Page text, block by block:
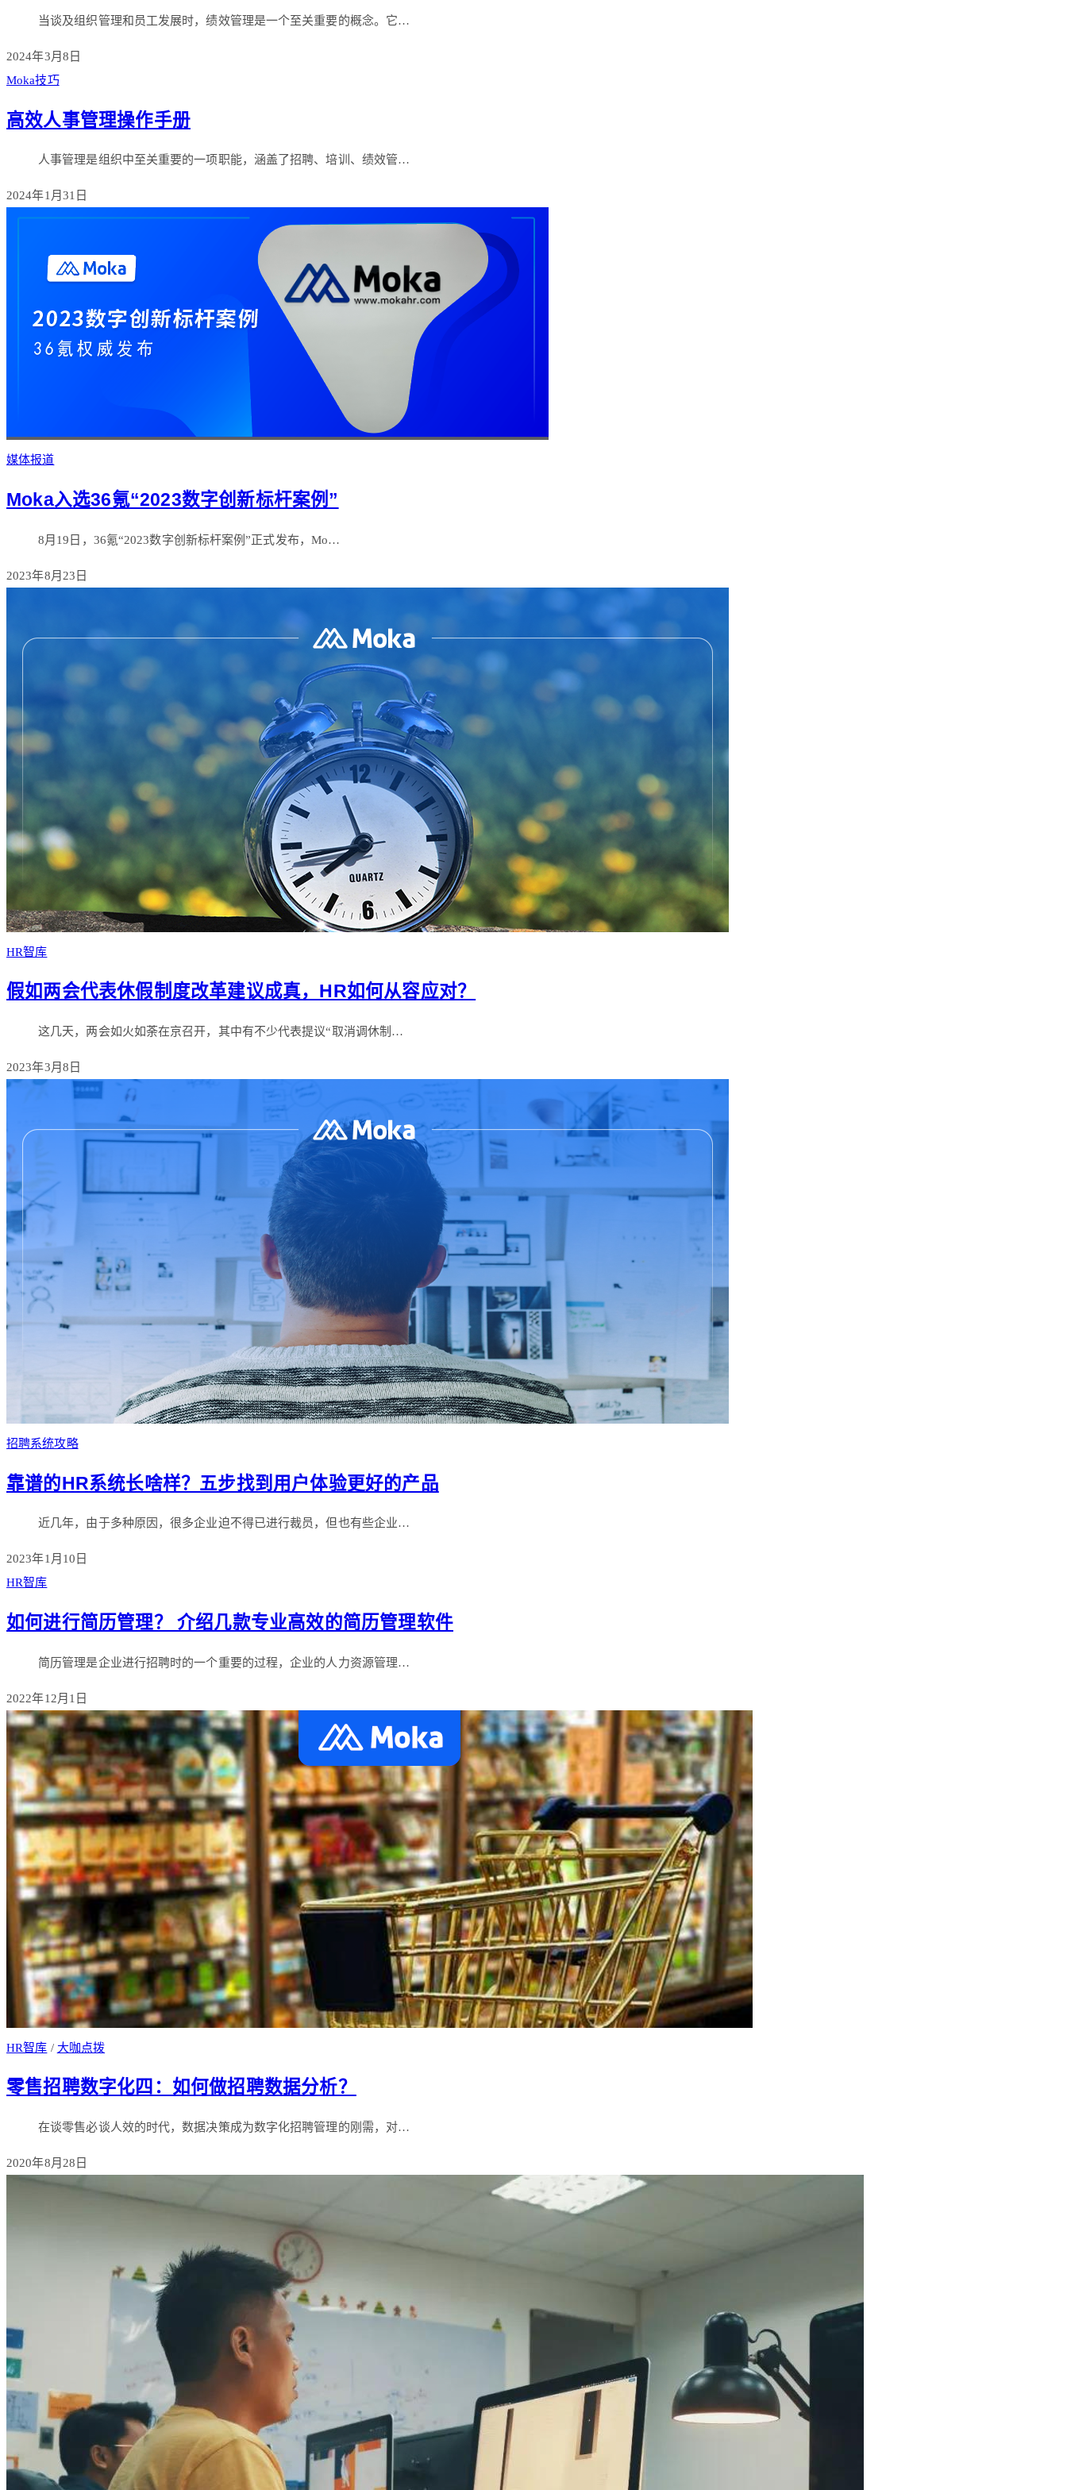
当谈及组织管理和员工发展时，绩效管理是一个至关重要的概念。它…
2024年3月8日
Moka技巧
高效人事管理操作手册
人事管理是组织中至关重要的一项职能，涵盖了招聘、培训、绩效管…
2024年1月31日
媒体报道
Moka入选36氪“2023数字创新标杆案例”
8月19日，36氪“2023数字创新标杆案例”正式发布，Mo…
2023年8月23日
HR智库
假如两会代表休假制度改革建议成真，HR如何从容应对？
这几天，两会如火如荼在京召开，其中有不少代表提议“取消调休制…
2023年3月8日
招聘系统攻略
靠谱的HR系统长啥样？五步找到用户体验更好的产品
近几年，由于多种原因，很多企业迫不得已进行裁员，但也有些企业…
2023年1月10日
HR智库
如何进行简历管理？ 介绍几款专业高效的简历管理软件
简历管理是企业进行招聘时的一个重要的过程，企业的人力资源管理…
2022年12月1日
HR智库 / 大咖点拨
零售招聘数字化四：如何做招聘数据分析？
在谈零售必谈人效的时代，数据决策成为数字化招聘管理的刚需，对…
2020年8月28日